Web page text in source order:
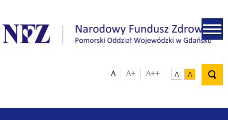
.
A A+ A++ A A